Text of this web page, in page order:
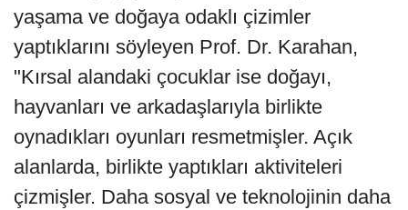
yaşama ve doğaya odaklı çizimler
yaptıklarını söyleyen Prof. Dr. Karahan,
"Kırsal alandaki çocuklar ise doğayı,
hayvanları ve arkadaşlarıyla birlikte
oynadıkları oyunları resmetmişler. Açık
alanlarda, birlikte yaptıkları aktiviteleri
çizmişler. Daha sosyal ve teknolojinin daha